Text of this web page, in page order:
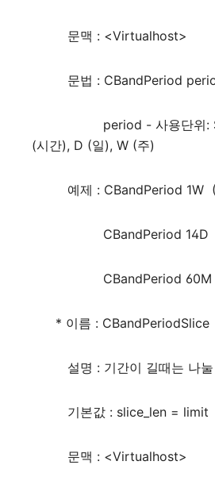
문맥 : <Virtualhost>
문법 : CBandPeriod
period - 사용단위: S (
(시간), D (일), W (주)
예제 : CBandPeriod 1W
CBandPeriod 14D
CBandPeriod 60M
* 이름 : CBandPeriodSlice
설명 : 기간이 길때는 나눌
기본값 : slice_len = limit
문맥 : <Virtualhost>